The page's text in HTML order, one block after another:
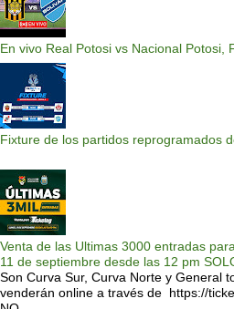
En vivo Real Potosi vs Nacional Potosi,
Fixture de los partidos reprogramados
Venta de las Ultimas 3000 entradas
11 de septiembre desde las 12 pm
Son Curva Sur, Curva Norte y General
venderán online a través de https://